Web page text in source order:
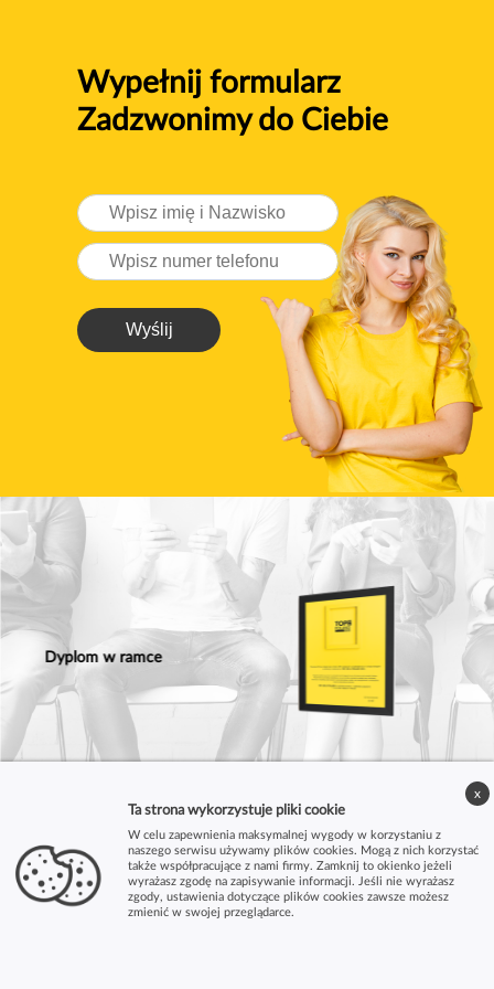
Wypełnij formularz
Zadzwonimy do Ciebie
Wyślij
Dyplom w ramce
Ta strona wykorzystuje pliki cookie
W celu zapewnienia maksymalnej wygody w korzystaniu z
naszego serwisu używamy plików cookies. Mogą z nich korzystać
także współpracujące z nami firmy. Zamknij to okienko jeżeli
wyrażasz zgodę na zapisywanie informacji. Jeśli nie wyrażasz
zgody, ustawienia dotyczące plików cookies zawsze możesz
zmienić w swojej przeglądarce.
x